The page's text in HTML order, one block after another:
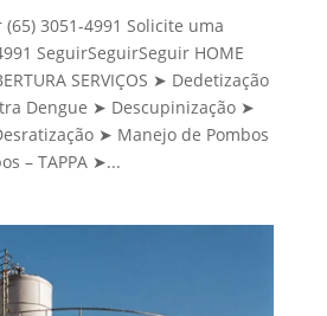
3051-4991 Solicite uma
SeguirSeguirSeguir HOME
SERVIÇOS ➤ Dedetização
Dengue ➤ Descupinização ➤
➤ Manejo de Pombos
– TAPPA ➤...